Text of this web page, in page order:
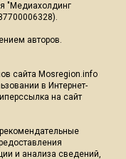
"Медиахолдинг
авторов.
сайта Mosregion.info
в Интернет-
на сайт
и анализа сведений,